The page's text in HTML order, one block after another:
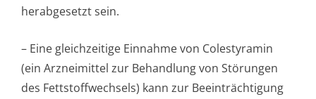
herabgesetzt sein.
– Eine gleichzeitige Einnahme von Colestyramin
(ein Arzneimittel zur Behandlung von Störungen
des Fettstoffwechsels) kann zur Beeinträchtigung